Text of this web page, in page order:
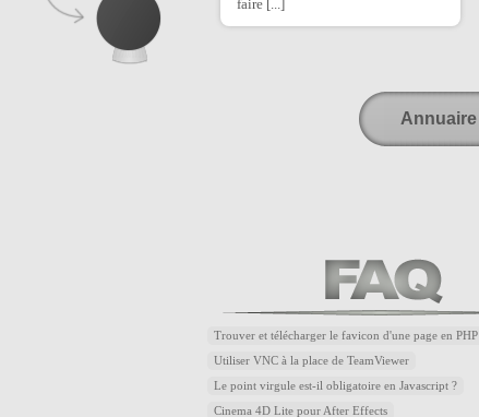
faire [...]
Annuaire
Trouver et télécharger le favicon d'une page en PHP
Utiliser VNC à la place de TeamViewer
Le point virgule est-il obligatoire en Javascript ?
Cinema 4D Lite pour After Effects